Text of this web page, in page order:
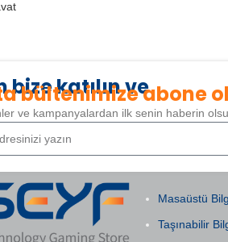
bize katılın ve
bültenimize abone
ve kampanyalardan ilk senin haberin
Masaüstü
Taşınabilir